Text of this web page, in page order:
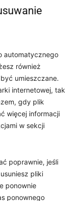
automatycznego
również
umieszczane.
internetowej, tak
gdy plik
więcej informacji
w sekcji
poprawnie, jeśli
pliki
ponownie
ponownego